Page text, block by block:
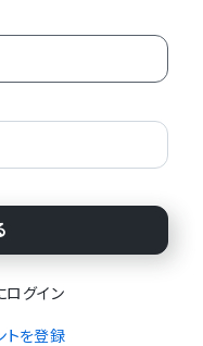
ログイン
トを登録